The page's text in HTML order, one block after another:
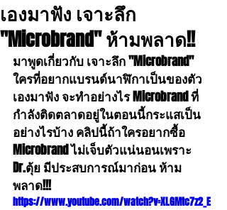
เองมาฟัง เจาะลึก
"Microbrand" ห้ามพลาด!!
มาพูดเกี่ยวกับ เจาะลึก "Microbrand"
ใครที่อยากแบรนด์นาฬิกาเป็นของตัว
เองมาฟัง จะทำอย่างไร Microbrand ที่
กำลังติดตลาดอยู่ในตอนนี้กระแสเป็น
อย่างไรบ้าง คลิปนี้ถ้าใครอยากซื้อ
Microbrand ไม่เจ็บตัวแน่นอนเพราะ
Dr.ตุ้ย มีประสบการณ์มาก่อน ห้าม
พลาด!!!
https://www.youtube.com/watch?v=XLGMtc7z2_E